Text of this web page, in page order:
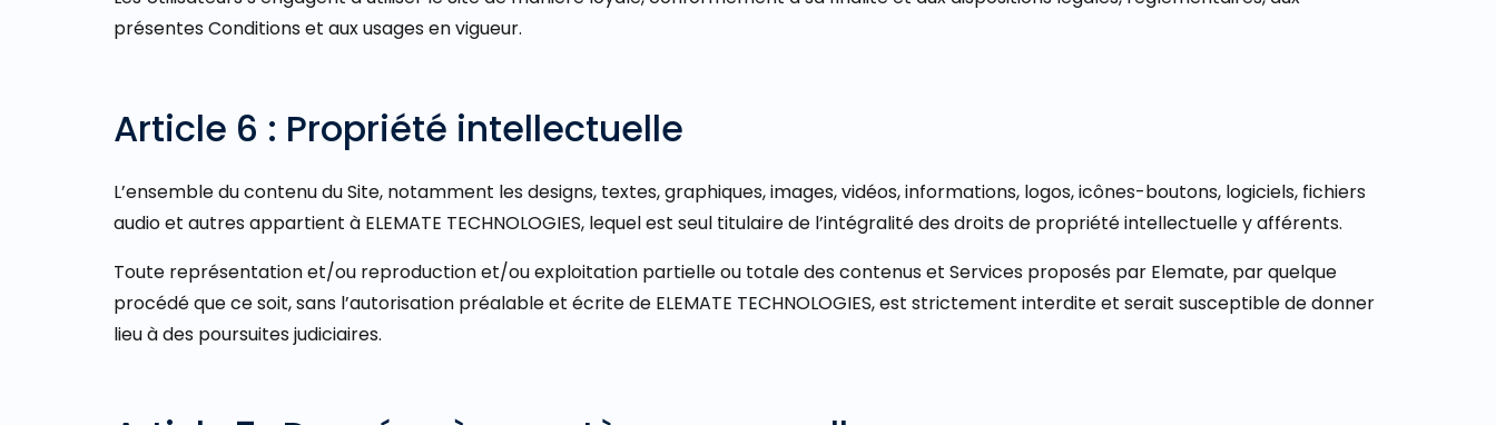
présentes Conditions et aux usages en vigueur.
Article 6 : Propriété intellectuelle
L’ensemble du contenu du Site, notamment les designs, textes, graphiques, images, vidéos, informations, logos, icônes-boutons, logiciels, fichiers
audio et autres appartient à ELEMATE TECHNOLOGIES, lequel est seul titulaire de l’intégralité des droits de propriété intellectuelle y afférents.
Toute représentation et/ou reproduction et/ou exploitation partielle ou totale des contenus et Services proposés par Elemate, par quelque
procédé que ce soit, sans l’autorisation préalable et écrite de ELEMATE TECHNOLOGIES, est strictement interdite et serait susceptible de donner
lieu à des poursuites judiciaires.